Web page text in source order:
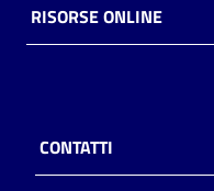
RISORSE ONLINE
CONTATTI